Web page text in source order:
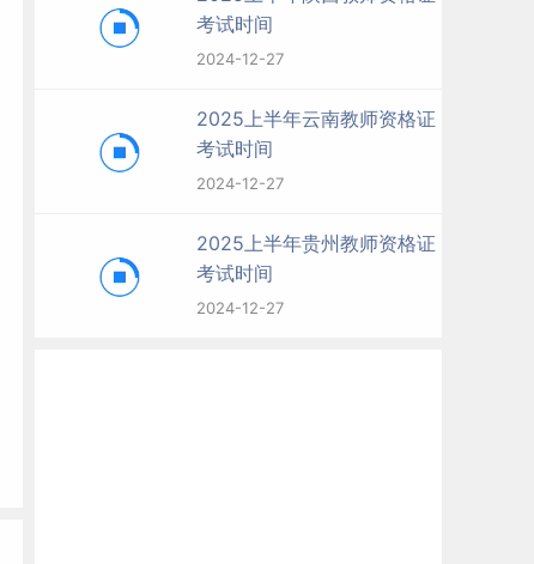
考试时间
2024-12-27
2025上半年云南教师资格证
考试时间
2024-12-27
2025上半年贵州教师资格证
考试时间
2024-12-27